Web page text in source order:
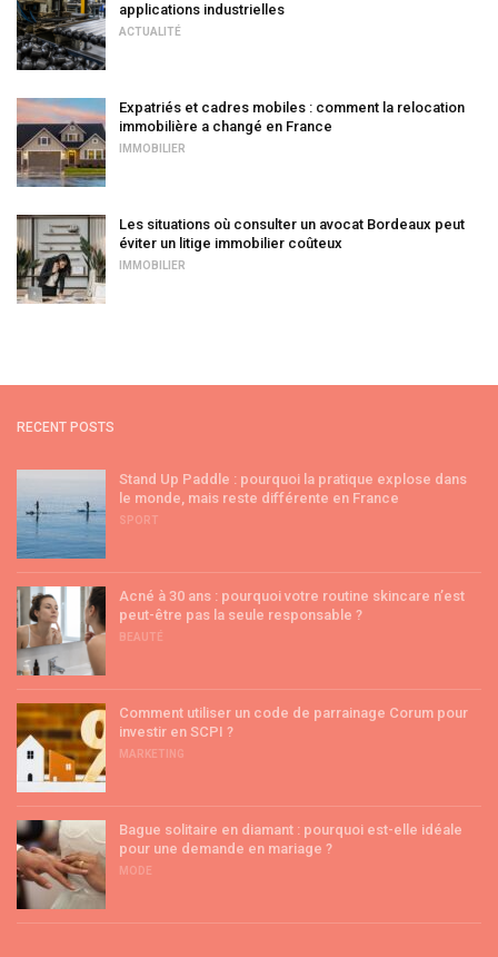
applications industrielles
ACTUALITÉ
Expatriés et cadres mobiles : comment la relocation
immobilière a changé en France
IMMOBILIER
Les situations où consulter un avocat Bordeaux peut
éviter un litige immobilier coûteux
IMMOBILIER
RECENT POSTS
Stand Up Paddle : pourquoi la pratique explose dans
le monde, mais reste différente en France
SPORT
Acné à 30 ans : pourquoi votre routine skincare n’est
peut-être pas la seule responsable ?
BEAUTÉ
Comment utiliser un code de parrainage Corum pour
investir en SCPI ?
MARKETING
Bague solitaire en diamant : pourquoi est-elle idéale
pour une demande en mariage ?
MODE